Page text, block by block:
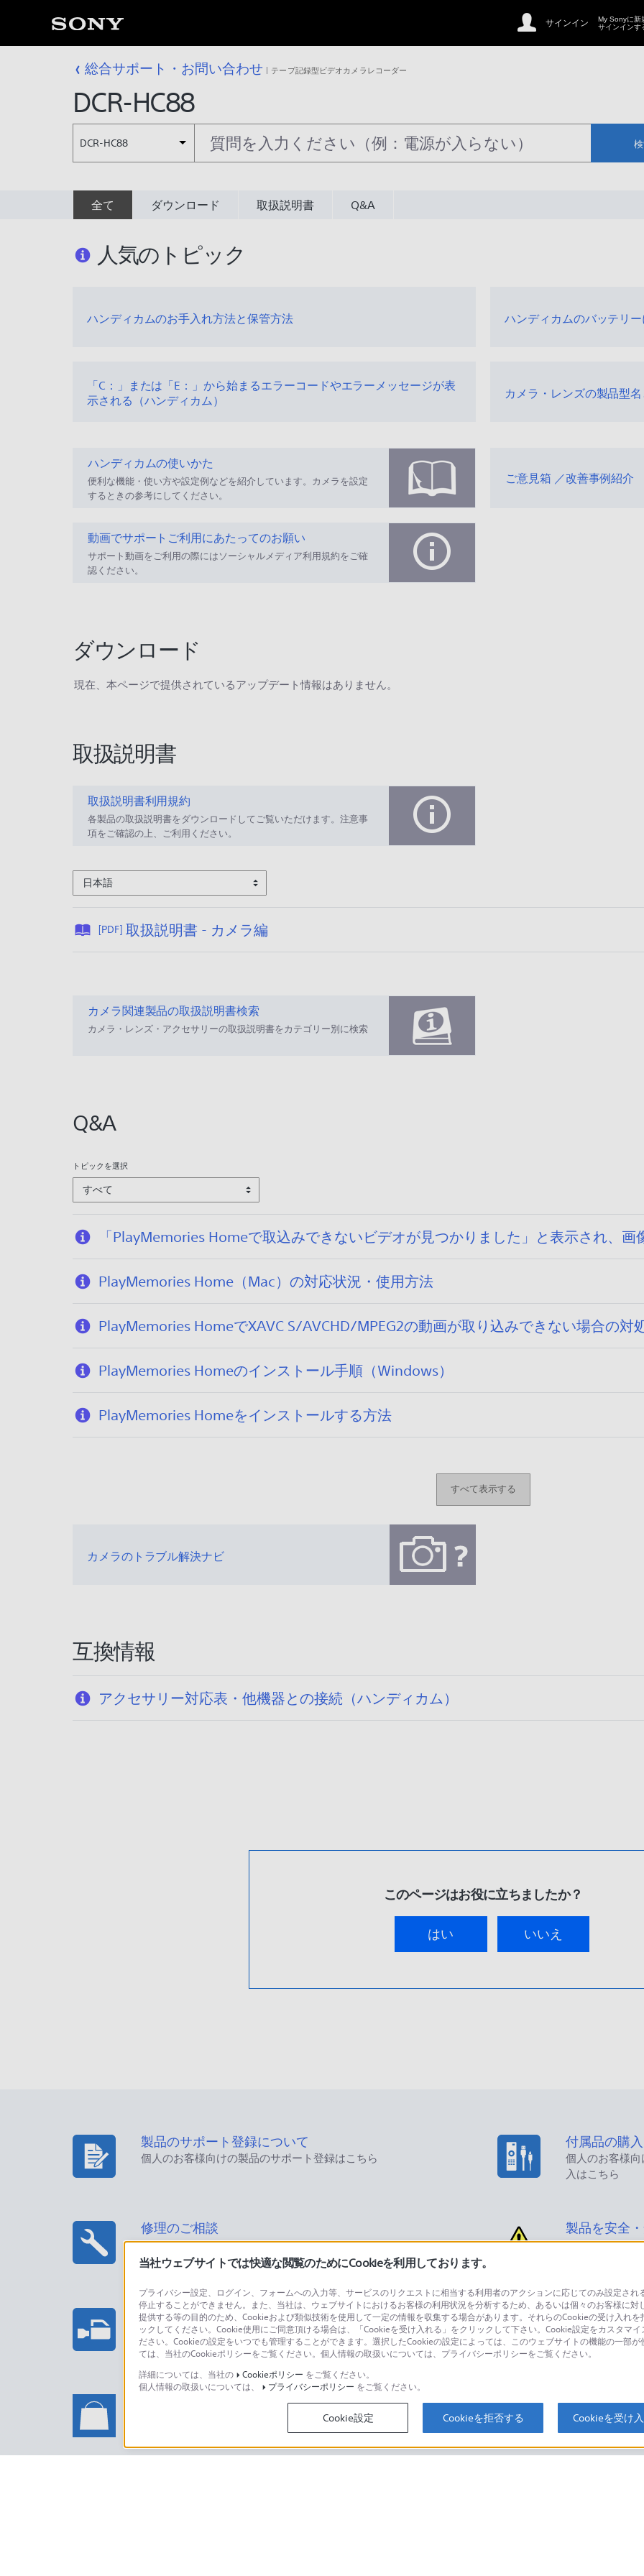
サインイン
My Sonyに新
サインインす
総合サポート・お問い合わせ テープ記録型ビデオカメラレコーダー
DCR-HC88
DCR-HC88
全て ダウンロード 取扱説明書 Q&A
人気のトピック
ハンディカムのお手入れ方法と保管方法 ハンディカムのバッテリ
「C：」または「E：」から始まるエラーコードやエラーメッセージが表
示される（ハンディカム）
カメラ・レンズの製品型
ハンディカムの使いかた
便利な機能・使い方や設定例などを紹介しています。カメラを設定
するときの参考にしてください。
ご意見箱 ／改善事例紹介
動画でサポートご利用にあたってのお願い
サポート動画をご利用の際にはソーシャルメディア利用規約をご確
認ください。
ダウンロード
現在、本ページで提供されているアップデート情報はありません。
取扱説明書
取扱説明書利用規約
各製品の取扱説明書をダウンロードしてご覧いただけます。注意事
項をご確認の上、ご利用ください。
日本語
[PDF] 取扱説明書 - カメラ編公
2
カメラ関連製品の取扱説明書検索
カメラ・レンズ・アクセサリーの取扱説明書をカテゴリー別に検索
Q&A
トピックを選択
すべて
「PlayMemories Homeで取込みできないビデオが見つかりました」と表示され、画
PlayMemories Home（Mac）の対応状況・使用方法
PlayMemories HomeでXAVC S/AVCHD/MPEG2の動画が取り込みできない場合の対
PlayMemories Homeのインストール手順（Windows）
PlayMemories Homeをインストールする方法
すべて表示する
カメラのトラブル解決ナビ
互換情報
アクセサリー対応表・他機器との接続（ハンディカム）
このページはお役に立ちましたか？
はい いいえ
製品のサポート登録について
個人のお客様向けの製品のサポート登録はこちら
付属品の購入
個人のお客様
入はこちら
修理のご相談 製品を安全
プロフェッショナル/業務用製品に関するお問い合わせ
法人のお客様はこちら
製品に関す
個人のお客様
ソニーストアでのお買い物に関するご利用ガイド・お問
ソニーストアのご利用方法・サービスに関してのご案内はこちら
海外仕様製品
オーバーシー
当社ウェブサイトでは快適な閲覧のためにCookieを利用しております。
プライバシー設定、ログイン、フォームへの入力等、サービスのリクエストに相当する利用者のアクションに応じてのみ設定さ
停止することができません。また、当社は、ウェブサイトにおけるお客様の利用状況を分析するため、あるいは個々のお客様に
提供する等の目的のため、Cookieおよび類似技術を使用して一定の情報を収集する場合があります。それらのCookieの受け入れ
ックしてください。Cookie使用にご同意頂ける場合は、「Cookieを受け入れる」をクリックして下さい。Cookie設定をカスタマ
ださい。Cookieの設定をいつでも管理することができます。選択したCookieの設定によっては、このウェブサイトの機能の一部
ては、当社のCookieポリシーをご覧ください。個人情報の取扱いについては、プライバシーポリシーをご覧ください。
詳細については、当社の
Cookieポリシー をご覧ください。
個人情報の取扱いについては、
プライバシーポリシー をご覧ください。
Cookie設定 Cookieを拒否する Cookieを受け